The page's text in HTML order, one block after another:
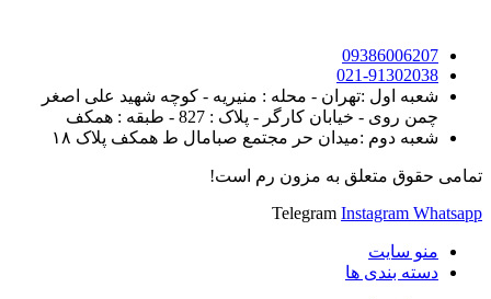
09386006207
021-91302038
شعبه اول :تهران - محله : منیریه - کوچه شهید علی اصغر
چمن روی - خیابان کارگر - پلاک : 827 - طبقه : همکف
شعبه دوم :میدان حر مجتمع صبامال ط همکف پلاک ۱۸
تمامی حقوق متعلق به مزون رم است!
Telegram Instagram Whatsapp
منو سایت
دسته بندی ها